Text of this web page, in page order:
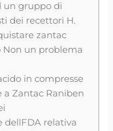
un gruppo di
dei recettori H.
zantac
Non un problema
in compresse
Zantac Raniben
dellFDA relativa